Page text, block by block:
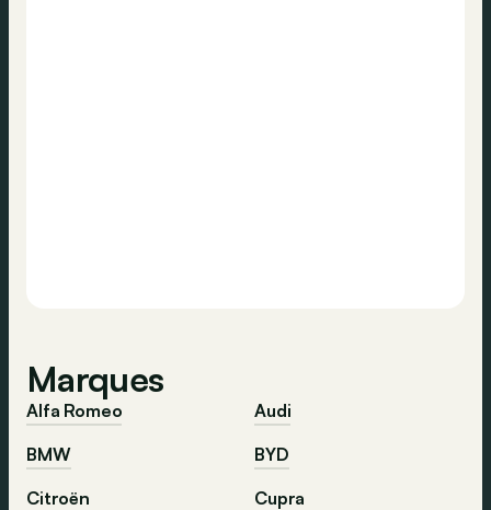
Marques
Alfa Romeo
Audi
BMW
BYD
Citroën
Cupra